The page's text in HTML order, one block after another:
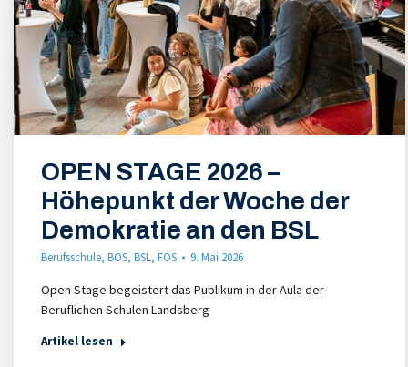
OPEN STAGE 2026 –
Höhepunkt der Woche der
Demokratie an den BSL
Berufsschule, BOS, BSL, FOS 9. Mai 2026
Open Stage begeistert das Publikum in der Aula der
Beruflichen Schulen Landsberg
Artikel lesen